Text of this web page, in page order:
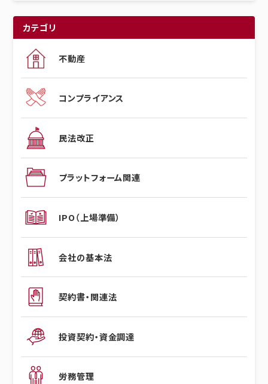
カテゴリ
不動産
コンプライアンス
民法改正
プラットフォーム関連
IPO（上場準備）
会社の基本法
契約書・関連法
投資契約・資金調達
労務管理